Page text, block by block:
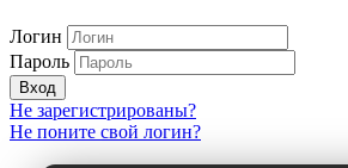
Логин
Пароль
Вход
Не зарегистрированы?
Не поните свой логин?